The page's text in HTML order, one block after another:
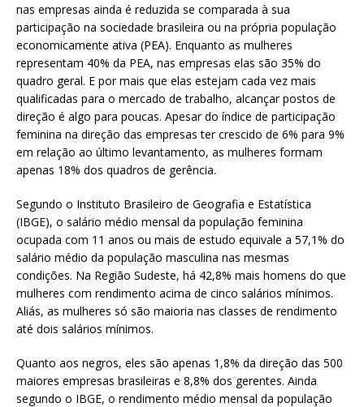
nas empresas ainda é reduzida se comparada à sua
participação na sociedade brasileira ou na própria população
economicamente ativa (PEA). Enquanto as mulheres
representam 40% da PEA, nas empresas elas são 35% do
quadro geral. E por mais que elas estejam cada vez mais
qualificadas para o mercado de trabalho, alcançar postos de
direção é algo para poucas. Apesar do índice de participação
feminina na direção das empresas ter crescido de 6% para 9%
em relação ao último levantamento, as mulheres formam
apenas 18% dos quadros de gerência.
Segundo o Instituto Brasileiro de Geografia e Estatística
(IBGE), o salário médio mensal da população feminina
ocupada com 11 anos ou mais de estudo equivale a 57,1% do
salário médio da população masculina nas mesmas
condições. Na Região Sudeste, há 42,8% mais homens do que
mulheres com rendimento acima de cinco salários mínimos.
Aliás, as mulheres só são maioria nas classes de rendimento
até dois salários mínimos.
Quanto aos negros, eles são apenas 1,8% da direção das 500
maiores empresas brasileiras e 8,8% dos gerentes. Ainda
segundo o IBGE, o rendimento médio mensal da população